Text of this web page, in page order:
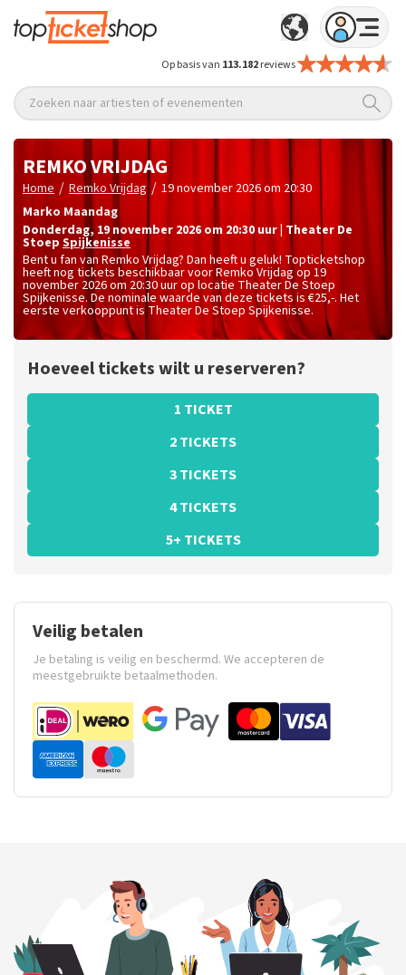
Op basis van 113.182reviews
Zoeken naar artiesten of evenementen
REMKO VRIJDAG
Home / Remko Vrijdag / 19 november 2026 om 20:30
Marko Maandag
donderdag, 19 november 2026 om 20:30 uur Theater De
Stoep Spijkenisse
Bent u fan van Remko Vrijdag? Dan heeft u geluk! Topticketshop
heeft nog tickets beschikbaar voor Remko Vrijdag op 19
november 2026 om 20:30 uur op locatie Theater De Stoep
Spijkenisse. De nominale waarde van deze tickets is €25,-. Het
eerste verkooppunt is Theater De Stoep Spijkenisse.
Hoeveel tickets wilt u reserveren?
1 TICKET
2 TICKETS
3 TICKETS
4 TICKETS
5+ TICKETS
Veilig betalen
Je betaling is veilig en beschermd. We accepteren de
meestgebruikte betaalmethoden.